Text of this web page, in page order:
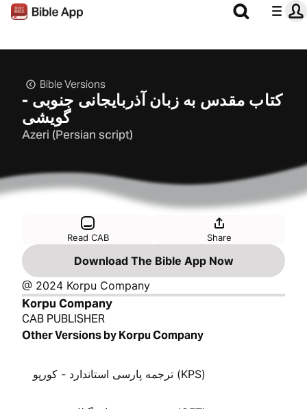
Bible Versions
کتاب مقدس به زبان آذربایجانی جنوبی -
گویشی
Azeri (Persian script)
Read CAB Share
Download The Bible App Now
@ 2024 Korpu Company
Korpu Company
CAB PUBLISHER
Other Versions by Korpu Company
ترجمه پارسی استاندارد - کورپو (KPS)